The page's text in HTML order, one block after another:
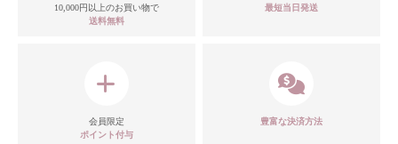
10,000円以上のお買い物で
送料無料
最短当日発送
会員限定
ポイント付与
豊富な決済方法